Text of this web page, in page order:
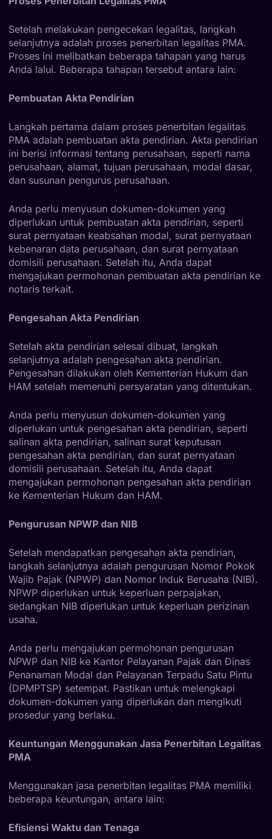
Setelah melakukan pengecekan legalitas, langkah
selanjutnya adalah proses penerbitan legalitas PMA.
Proses ini melibatkan beberapa tahapan yang harus
Anda lalui. Beberapa tahapan tersebut antara lain:
Pembuatan Akta Pendirian
Langkah pertama dalam proses penerbitan legalitas
PMA adalah pembuatan akta pendirian. Akta pendirian
ini berisi informasi tentang perusahaan, seperti nama
perusahaan, alamat, tujuan perusahaan, modal dasar,
dan susunan pengurus perusahaan.
Anda perlu menyusun dokumen-dokumen yang
diperlukan untuk pembuatan akta pendirian, seperti
surat pernyataan keabsahan modal, surat pernyataan
kebenaran data perusahaan, dan surat pernyataan
domisili perusahaan. Setelah itu, Anda dapat
mengajukan permohonan pembuatan akta pendirian ke
notaris terkait.
Pengesahan Akta Pendirian
Setelah akta pendirian selesai dibuat, langkah
selanjutnya adalah pengesahan akta pendirian.
Pengesahan dilakukan oleh Kementerian Hukum dan
HAM setelah memenuhi persyaratan yang ditentukan.
Anda perlu menyusun dokumen-dokumen yang
diperlukan untuk pengesahan akta pendirian, seperti
salinan akta pendirian, salinan surat keputusan
pengesahan akta pendirian, dan surat pernyataan
domisili perusahaan. Setelah itu, Anda dapat
mengajukan permohonan pengesahan akta pendirian
ke Kementerian Hukum dan HAM.
Pengurusan NPWP dan NIB
Setelah mendapatkan pengesahan akta pendirian,
langkah selanjutnya adalah pengurusan Nomor Pokok
Wajib Pajak (NPWP) dan Nomor Induk Berusaha (NIB).
NPWP diperlukan untuk keperluan perpajakan,
sedangkan NIB diperlukan untuk keperluan perizinan
usaha.
Anda perlu mengajukan permohonan pengurusan
NPWP dan NIB ke Kantor Pelayanan Pajak dan Dinas
Penanaman Modal dan Pelayanan Terpadu Satu Pintu
(DPMPTSP) setempat. Pastikan untuk melengkapi
dokumen-dokumen yang diperlukan dan mengikuti
prosedur yang berlaku.
Keuntungan Menggunakan Jasa Penerbitan Legalitas
PMA
Menggunakan jasa penerbitan legalitas PMA memiliki
beberapa keuntungan, antara lain:
Efisiensi Waktu dan Tenaga